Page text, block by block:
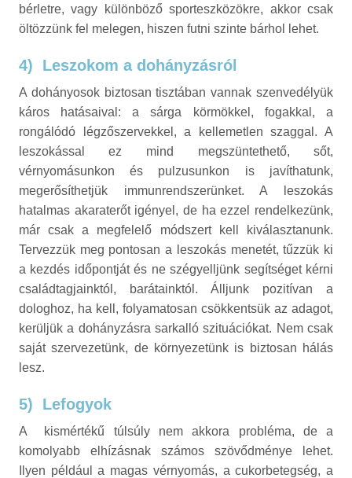
bérletre, vagy különböző sporteszközökre, akkor csak
öltözzünk fel melegen, hiszen futni szinte bárhol lehet.
4) Leszokom a dohányzásról
A dohányosok biztosan tisztában vannak szenvedélyük
káros hatásaival: a sárga körmökkel, fogakkal, a
rongálódó légzőszervekkel, a kellemetlen szaggal. A
leszokással ez mind megszüntethető, sőt,
vérnyomásunkon és pulzusunkon is javíthatunk,
megerősíthetjük immunrendszerünket. A leszokás
hatalmas akaraterőt igényel, de ha ezzel rendelkezünk,
már csak a megfelelő módszert kell kiválasztanunk.
Tervezzük meg pontosan a leszokás menetét, tűzzük ki
a kezdés időpontját és ne szégyelljünk segítséget kérni
családtagjainktól, barátainktól. Álljunk pozitívan a
dologhoz, ha kell, folyamatosan csökkentsük az adagot,
kerüljük a dohányzásra sarkalló szituációkat. Nem csak
saját szervezetünk, de környezetünk is biztosan hálás
lesz.
5) Lefogyok
A kismértékű túlsúly nem akkora probléma, de a
komolyabb elhízásnak számos szövődménye lehet.
Ilyen például a magas vérnyomás, a cukorbetegség, a